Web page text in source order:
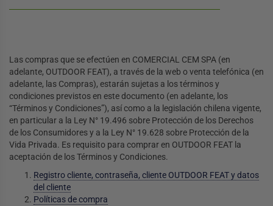
CAMPING
Ver todo Camping
COCINA
HIDRATACIÓN
NEVERAS Y COOLERS
ILUMINACIÓN Y ÓPTICA
Iluminación y Óptica
Herramientas
DE COCINA
OUTDOOR
CAJAS DE PESCA
ACUÁTICOS
Acuáticos
DE VADEO
DEPORTIVAS
ESCALADA Y MONTAÑA
todo Escalada y Montaña
DE ESCALADA
DE ESCALADA
DE ESCALADA
Outdoor
DE NIEVE
Las compras que se efectúen en COMERCIAL CEM SPA (en
adelante, OUTDOOR FEAT), a través de la web o venta telefónica (en
adelante, las Compras), estarán sujetas a los términos y
condiciones previstos en este documento (en adelante, los
“Términos y Condiciones”), así como a la legislación chilena vigente,
en particular a la Ley N° 19.496 sobre Protección de los Derechos
de los Consumidores y a la Ley N° 19.628 sobre Protección de la
Vida Privada. Es requisito para comprar en OUTDOOR FEAT la
aceptación de los Términos y Condiciones.
Registro cliente, contraseña, cliente OUTDOOR FEAT y datos
del cliente
Políticas de compra